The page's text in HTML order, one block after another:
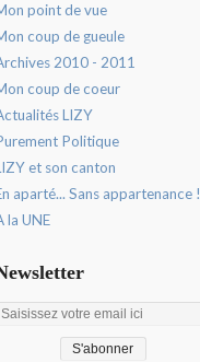
point de vue
coup de gueule
2010 - 2011
coup de coeur
LIZY
Politique
et son canton
aparté... Sans appartenance !
la UNE